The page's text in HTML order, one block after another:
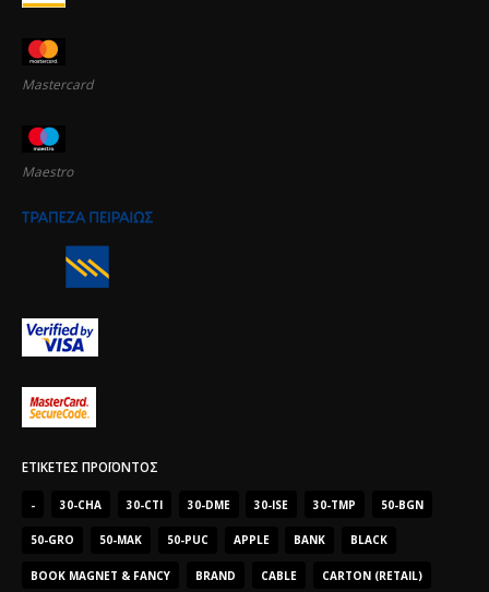
Mastercard
Maestro
ΕΤΙΚΈΤΕΣ ΠΡΟΪΌΝΤΟΣ
- 30-CHA 30-CTI 30-DME 30-ISE 30-TMP 50-BGN
50-GRO 50-MAK 50-PUC APPLE BANK BLACK
BOOK MAGNET & FANCY BRAND CABLE CARTON (RETAIL)